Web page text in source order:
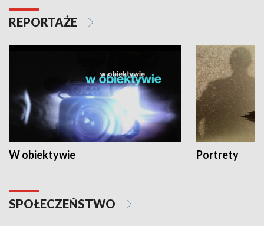
REPORTAŻE
W obiektywie Portrety
SPOŁECZEŃSTWO